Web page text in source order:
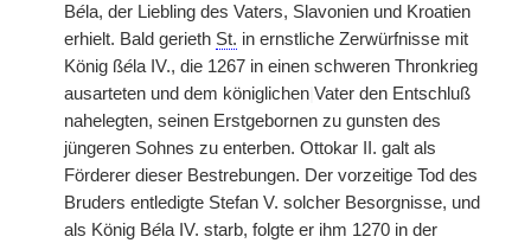
Béla, der Liebling des Vaters, Slavonien und Kroatien
erhielt. Bald gerieth St. in ernstliche Zerwürfnisse mit
König ßéla IV., die 1267 in einen schweren Thronkrieg
ausarteten und dem königlichen Vater den Entschluß
nahelegten, seinen Erstgebornen zu gunsten des
jüngeren Sohnes zu enterben. Ottokar II. galt als
Förderer dieser Bestrebungen. Der vorzeitige Tod des
Bruders entledigte Stefan V. solcher Besorgnisse, und
als König Béla IV. starb, folgte er ihm 1270 in der